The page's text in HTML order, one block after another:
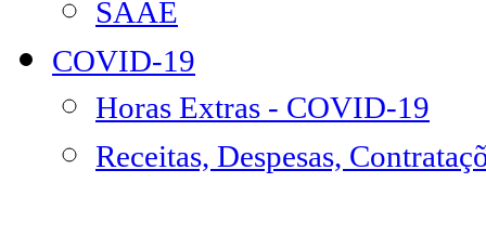
SAAE
COVID-19
Horas Extras - COVID-19
Receitas, Despesas,